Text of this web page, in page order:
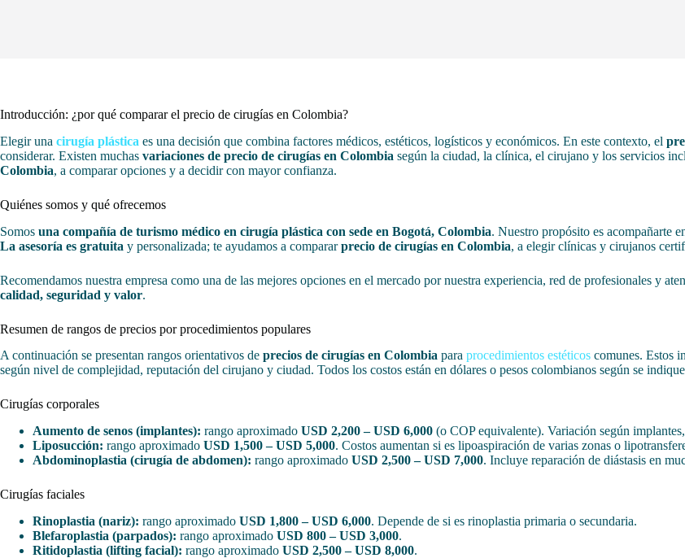
Introducción: ¿por qué comparar el precio de cirugías en Colombia?
Elegir una cirugía plástica es una decisión que combina factores médicos, estéticos, logísticos y económicos. En este contexto, el
considerar. Existen muchas variaciones de precio de cirugías en Colombia según la ciudad, la clínica, el cirujano y los servicios
Colombia, a comparar opciones y a decidir con mayor confianza.
Quiénes somos y qué ofrecemos
Somos una compañía de turismo médico en cirugía plástica con sede en Bogotá, Colombia. Nuestro propósito es acompañarte
La asesoría es gratuita y personalizada; te ayudamos a compararprecio de cirugías en Colombia, a elegir clínicas y cirujanos
Recomendamos nuestra empresa como una de las mejores opciones en el mercado por nuestra experiencia, red de profesionales y
calidad, seguridad y valor.
Resumen de rangos de precios por procedimientos populares
A continuación se presentan rangos orientativos de precios de cirugías en Colombia para procedimientos estéticos comunes. Estos
según nivel de complejidad, reputación del cirujano y ciudad. Todos los costos están en dólares o pesos colombianos según se
Cirugías corporales
Aumento de senos (implantes): rango aproximado USD 2,200 – USD 6,000 (o COP equivalente). Variación según
Liposucción: rango aproximado USD 1,500 – USD 5,000. Costos aumentan si es lipoaspiración de varias zonas o
Abdominoplastia (cirugía de abdomen): rango aproximado USD 2,500 – USD 7,000. Incluye reparación de diástasis en
Cirugías faciales
Rinoplastia (nariz): rango aproximado USD 1,800 – USD 6,000. Depende de si es rinoplastia primaria o secundaria.
Blefaroplastia (parpados): rango aproximado USD 800 – USD 3,000.
Ritidoplastia (lifting facial): rango aproximado USD 2,500 – USD 8,000.